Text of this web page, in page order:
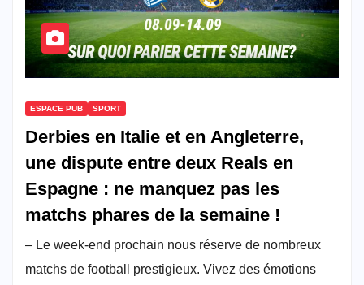
ESPACE PUB SPORT
Derbies en Italie et en Angleterre,
une dispute entre deux Reals en
Espagne : ne manquez pas les
matchs phares de la semaine !
– Le week-end prochain nous réserve de nombreux
matchs de football prestigieux. Vivez des émotions